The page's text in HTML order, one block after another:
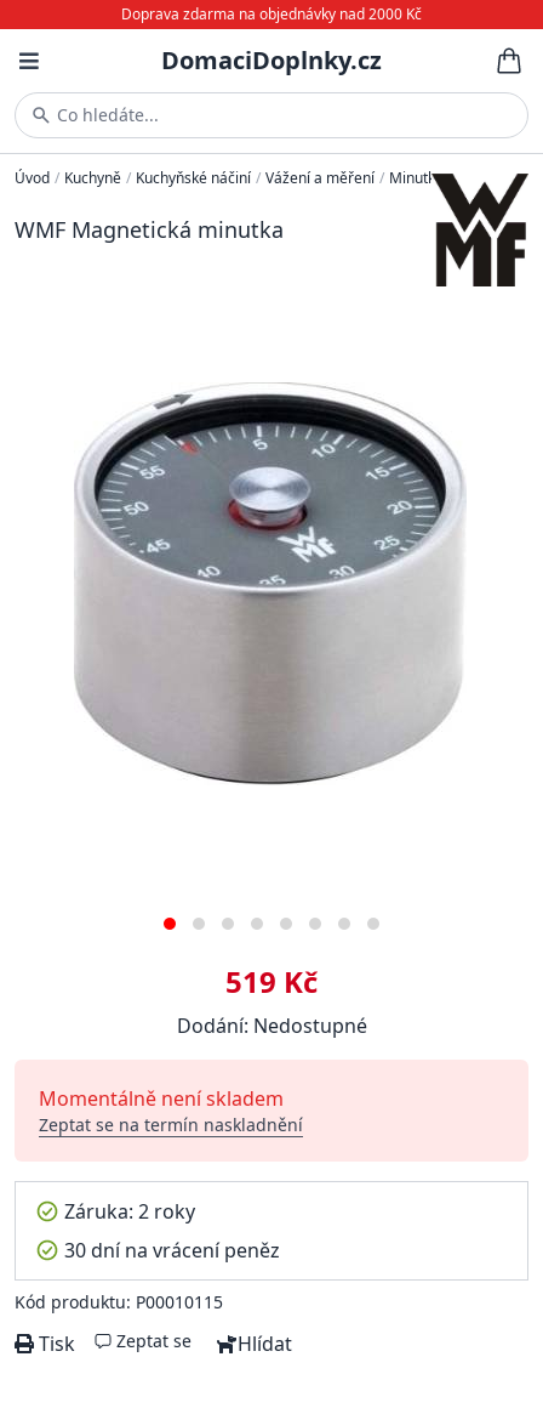
Doprava zdarma na objednávky nad 2000 Kč
DomaciDoplnky.cz
Co hledáte...
Úvod / Kuchyně / Kuchyňské náčiní / Vážení a měření / Minutky
WMF Magnetická minutka
519 Kč
Dodání: Nedostupné
Momentálně není skladem
Zeptat se na termín naskladnění
Záruka: 2 roky
30 dní na vrácení peněz
Kód produktu: P00010115
Tisk Zeptat se Hlídat